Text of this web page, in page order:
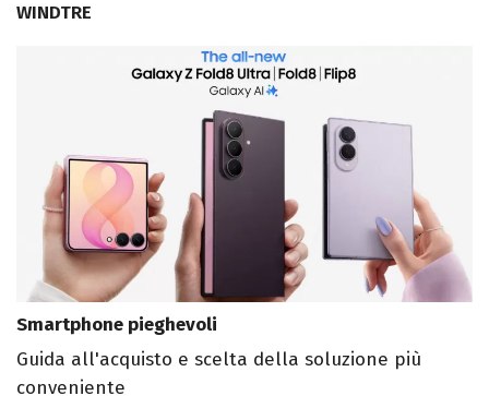
WINDTRE
Smartphone pieghevoli
Guida all'acquisto e scelta della soluzione più
conveniente